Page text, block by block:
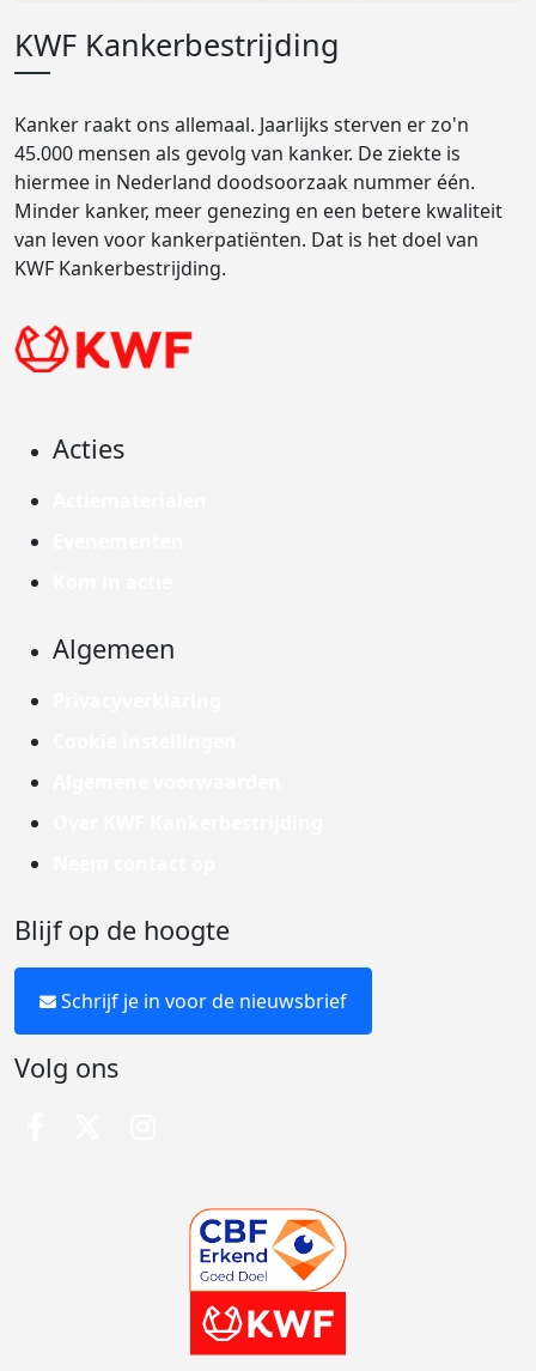
KWF Kankerbestrijding
Kanker raakt ons allemaal. Jaarlijks sterven er zo'n
45.000 mensen als gevolg van kanker. De ziekte is
hiermee in Nederland doodsoorzaak nummer één.
Minder kanker, meer genezing en een betere kwaliteit
van leven voor kankerpatiënten. Dat is het doel van
KWF Kankerbestrijding.
Acties
Algemeen
Blijf op de hoogte
Schrijf je in voor de nieuwsbrief
Volg ons